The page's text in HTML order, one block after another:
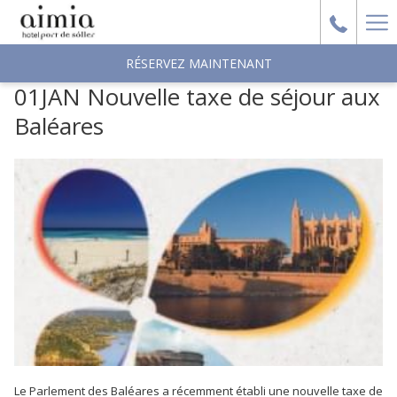
RÉSERVEZ MAINTENANT
01JAN Nouvelle taxe de séjour aux
Baléares
Le Parlement des Baléares a récemment établi une nouvelle taxe de